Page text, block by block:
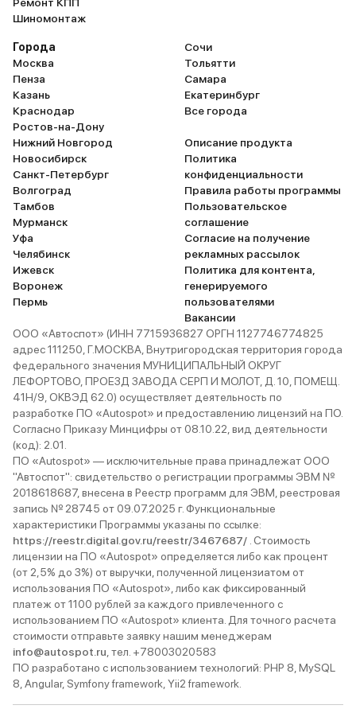
Поскольку машину
порадовала
прямо таки напичкано
есть активные
которые защищают от
торможения.
Шиномонтаж
Города
Москва
Пенза
Казань
Краснодар
Ростов-на-Дону
Нижний Новгород
Новосибирск
Санкт-Петербург
Волгоград
Тамбов
Мурманск
Уфа
Челябинск
Ижевск
Воронеж
Пермь
Сочи
Тольятти
Самара
Екатеринбург
Все города
Описание продукта
Политика
конфиденциальности
Правила работы программы
Пользовательское
соглашение
Согласие на получение
рекламных рассылок
Политика для контента,
генерируемого
пользователями
Вакансии
ООО «Автоспот» (ИНН 7715936827 ОРГН 1127746774825
адрес 111250, Г.МОСКВА, Внутригородская территория города
федерального значения МУНИЦИПАЛЬНЫЙ ОКРУГ
ЛЕФОРТОВО, ПРОЕЗД ЗАВОДА СЕРП И МОЛОТ, Д. 10, ПОМЕЩ.
41Н/9, ОКВЭД 62.0) осуществляет деятельность по
разработке ПО «Autospot» и предоставлению лицензий на ПО.
Согласно Приказу Минцифры от 08.10.22, вид деятельности
(код): 2.01.
ПО «Autospot» — исключительные права принадлежат ООО
"Автоспот": свидетельство о регистрации программы ЭВМ №
2018618687, внесена в Реестр программ для ЭВМ, реестровая
запись № 28745 от 09.07.2025 г. Функциональные
характеристики Программы указаны по ссылке:
https://reestr.digital.gov.ru/reestr/3467687/ . Стоимость
лицензии на ПО «Autospot» определяется либо как процент
(от 2,5% до 3%) от выручки, полученной лицензиатом от
использования ПО «Autospot», либо как фиксированный
платеж от 1100 рублей за каждого привлеченного с
использованием ПО «Autospot» клиента. Для точного расчета
стоимости отправьте заявку нашим менеджерам
info@autospot.ru , тел. +78003020583
ПО разработано с использованием технологий: PHP 8, MySQL
8, Angular, Symfony framework, Yii2 framework.